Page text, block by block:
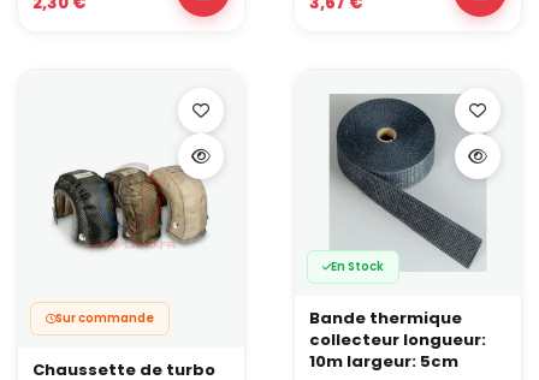
Sur commande
Chaussette de turbo
En Stock
Bande thermique
collecteur longueur:
10m largeur: 5cm